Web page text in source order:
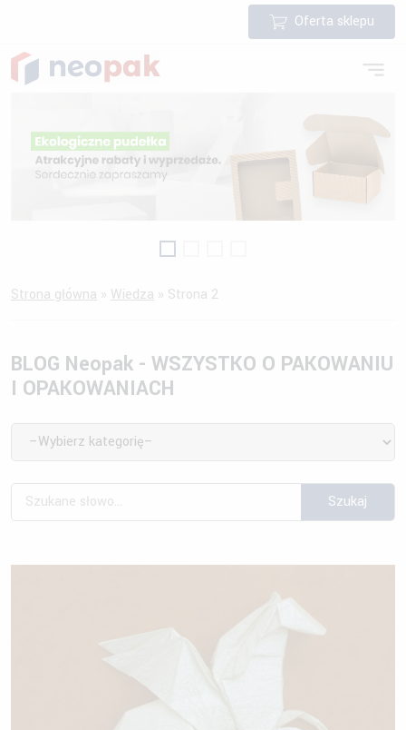
Oferta sklepu
Strona główna » Wiedza » Strona 2
BLOG Neopak - WSZYSTKO O PAKOWANIU
I OPAKOWANIACH